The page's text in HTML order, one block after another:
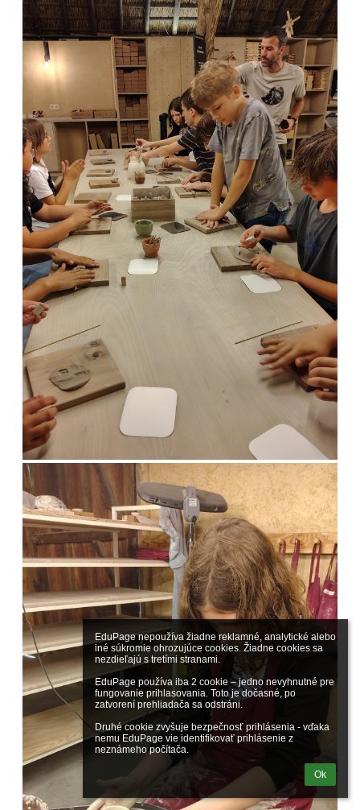
EduPage nepoužíva žiadne reklamné, analytické alebo
iné súkromie ohrozujúce cookies. Žiadne cookies sa
nezdieľajú s tretími stranami.
EduPage používa iba 2 cookie – jedno nevyhnutné pre
fungovanie prihlasovania. Toto je dočasné, po
zatvorení prehliadača sa odstráni.
Druhé cookie zvyšuje bezpečnosť prihlásenia - vďaka
nemu EduPage vie identifikovať prihlásenie z
neznámeho počítača.
Ok